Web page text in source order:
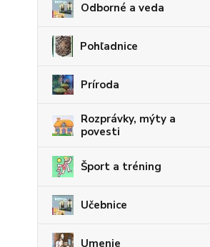
Odborné a veda
Pohľadnice
Príroda
Rozprávky, mýty a
povesti
Šport a tréning
Učebnice
Umenie